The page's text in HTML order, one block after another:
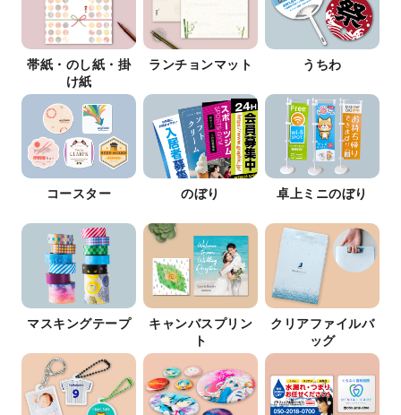
帯紙・のし紙・掛
け紙
ランチョンマット うちわ
コースター のぼり 卓上ミニのぼり
マスキングテープ
キャンバスプリン
ト
クリアファイルバ
ッグ